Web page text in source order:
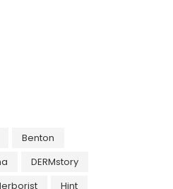
Benton
DERMstory
Hint